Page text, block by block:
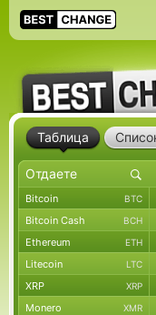
Таблица
Bitcoin BTC
Bitcoin Cash BCH
Ethereum ETH
Litecoin LTC
XRP XRP
Monero XMR